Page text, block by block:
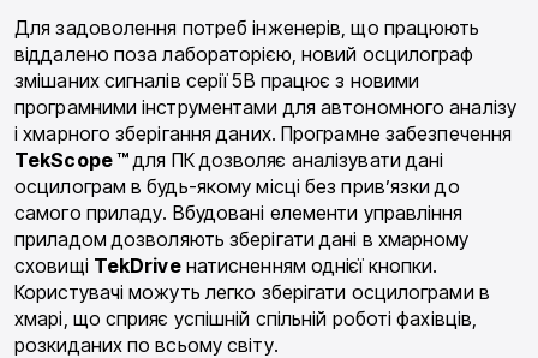
Для задоволення потреб інженерів, що працюють
віддалено поза лабораторією, новий осцилограф
змішаних сигналів серії 5В працює з новими
програмними інструментами для автономного аналізу
і хмарного зберігання даних. Програмне забезпечення
TekScope ™ для ПК дозволяє аналізувати дані
осцилограм в будь-якому місці без прив’язки до
самого приладу. Вбудовані елементи управління
приладом дозволяють зберігати дані в хмарному
сховищі TekDriveнатисненням однієї кнопки.
Користувачі можуть легко зберігати осцилограми в
хмарі, що сприяє успішній спільній роботі фахівців,
розкиданих по всьому світу.